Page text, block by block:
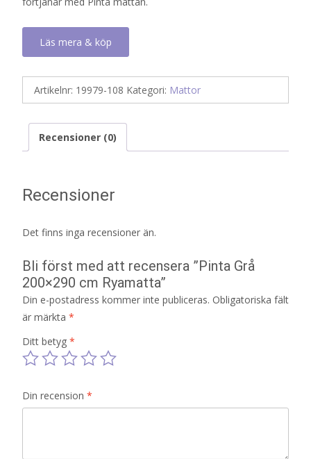
Läs mera & köp
Artikelnr: 19979-108 Kategori: Mattor
Recensioner (0)
Recensioner
Det finns inga recensioner än.
Bli först med att recensera ”Pinta Grå
200×290 cm Ryamatta”
Din e-postadress kommer inte publiceras. Obligatoriska fält
är märkta *
Ditt betyg *
Din recension *